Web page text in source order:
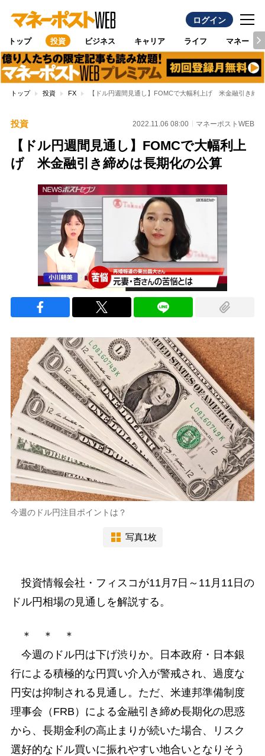
ログイン
トップ 投資 ビジネス キャリア ライフ マネー
トップ 投資 FX 【ドル円週間見通し】FOMCで大幅利上げ 米金融引き締
投資 2022.11.06 08:00 マネーポストWEB
【ドル円週間見通し】FOMCで大幅利上
げ 米金融引き締めは長期化の公算
今週のドル円注目ポイントは？
写真1枚
投資情報会社・フィスコが11月7日～11月11日の
ドル円相場の見通しを解説する。
＊ ＊ ＊
今週のドル円は下げ渋りか。日本政府・日本銀
行による積極的な円買い介入が警戒され、過度な
円安は抑制される見通し。ただ、米連邦準備制度
理事会（FRB）による金融引き締め長期化の思惑
から、長期金利の高止まりが続いた場合、リスク
選好的なドル買いに振れやすい地合いとなりそう